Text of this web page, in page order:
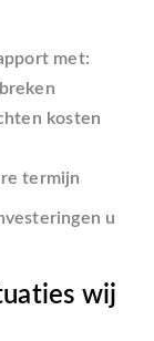
met:
kosten
termijn
u
wij